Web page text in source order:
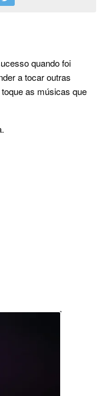
quando foi
a tocar outras
as músicas que